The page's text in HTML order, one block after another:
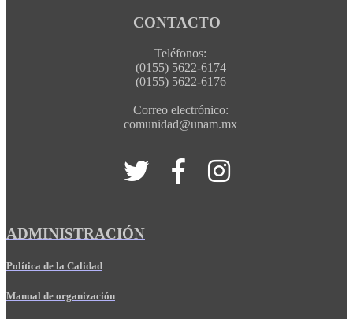
CONTACTO
Teléfonos:
(0155) 5622-6174
(0155) 5622-6176
Correo electrónico:
comunidad@unam.mx
ADMINISTRACIÓN
Política de la Calidad
Manual de organización